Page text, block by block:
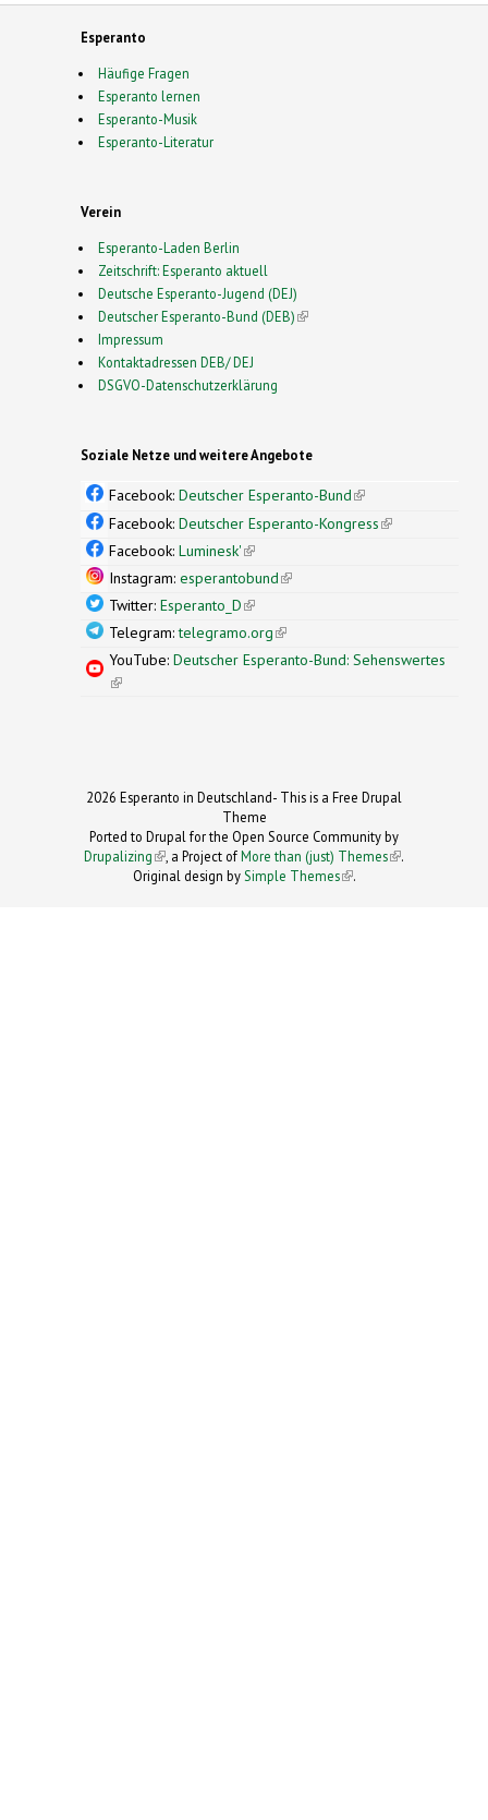
Esperanto
Häufige Fragen
Esperanto lernen
Esperanto-Musik
Esperanto-Literatur
Verein
Esperanto-Laden Berlin
Zeitschrift: Esperanto aktuell
Deutsche Esperanto-Jugend (DEJ)
Deutscher Esperanto-Bund (DEB)(link is external)
Impressum
Kontaktadressen DEB/ DEJ
DSGVO-Datenschutzerklärung
Soziale Netze und weitere Angebote
Facebook: Deutscher Esperanto-Bund(link is
external)
Facebook: Deutscher Esperanto-Kongress(link is
Facebook: Luminesk'(link is external)
Instagram: esperantobund(link is external)
Twitter: Esperanto_D(link is external)
Telegram:telegramo.org(link is external)
YouTube: Deutscher Esperanto-Bund: Sehenswertes
(link is external)
2026 Esperanto in Deutschland- This is a Free Drupal
Theme
Ported to Drupal for the Open Source Community by
Drupalizing(link is external)
, a Project ofMore than (just) Themes (link is
.
Original design by Simple Themes
(link is
.